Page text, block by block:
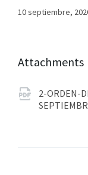
10 septiembre,
Attachments
2-ORDEN-